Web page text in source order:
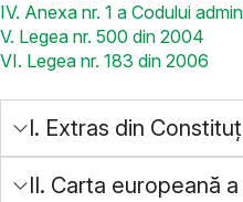
IV. Anexa nr. 1 a Codului
V. Legea nr. 500 din 2004
VI. Legea nr. 183 din 2006
I. Extras din
II. Carta europeană